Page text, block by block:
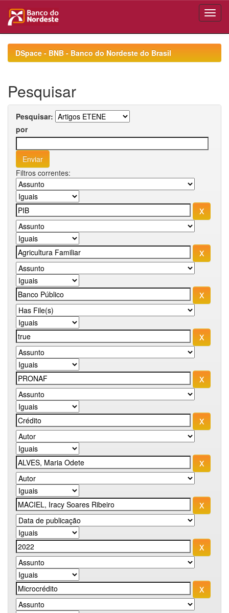
navigationDSpace - BNB - Banco do Nordeste do Brasil
Pesquisar
Pesquisar:
por
Filtros correntes: